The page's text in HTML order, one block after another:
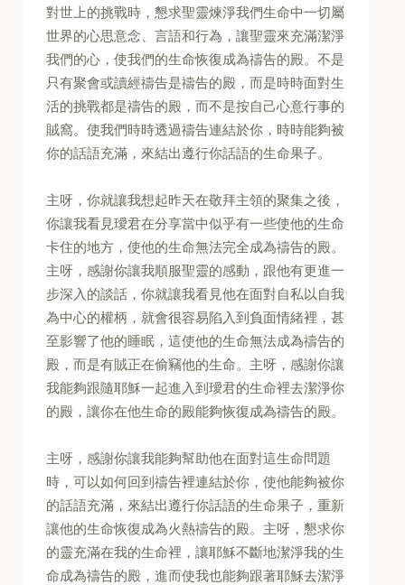
對世上的挑戰時，懇求聖靈煉淨我們生命中一切屬
世界的心思意念、言語和行為，讓聖靈來充滿潔淨
我們的心，使我們的生命恢復成為禱告的殿。不是
只有聚會或讀經禱告是禱告的殿，而是時時面對生
活的挑戰都是禱告的殿，而不是按自己心意行事的
賊窩。使我們時時透過禱告連結於你，時時能夠被
你的話語充滿，來結出遵行你話語的生命果子。
主呀，你就讓我想起昨天在敬拜主領的聚集之後，
你讓我看見璦君在分享當中似乎有一些使他的生命
卡住的地方，使他的生命無法完全成為禱告的殿。
主呀，感謝你讓我順服聖靈的感動，跟他有更進一
步深入的談話，你就讓我看見他在面對自私以自我
為中心的權柄，就會很容易陷入到負面情緒裡，甚
至影響了他的睡眠，這使他的生命無法成為禱告的
殿，而是有賊正在偷竊他的生命。主呀，感謝你讓
我能夠跟隨耶穌一起進入到璦君的生命裡去潔淨你
的殿，讓你在他生命的殿能夠恢復成為禱告的殿。
主呀，感謝你讓我能夠幫助他在面對這生命問題
時，可以如何回到禱告裡連結於你，使他能夠被你
的話語充滿，來結出遵行你話語的生命果子，重新
讓他的生命恢復成為火熱禱告的殿。主呀，懇求你
的靈充滿在我的生命裡，讓耶穌不斷地潔淨我的生
命成為禱告的殿，進而使我也能夠跟著耶穌去潔淨